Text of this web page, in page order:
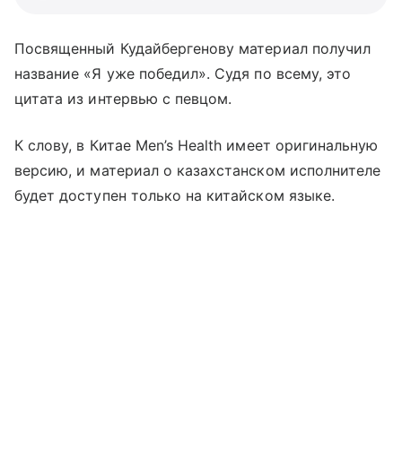
Посвященный Кудайбергенову материал получил
название «Я уже победил». Судя по всему, это
цитата из интервью с певцом.
К слову, в Китае Men’s Health имеет оригинальную
версию, и материал о казахстанском исполнителе
будет доступен только на китайском языке.